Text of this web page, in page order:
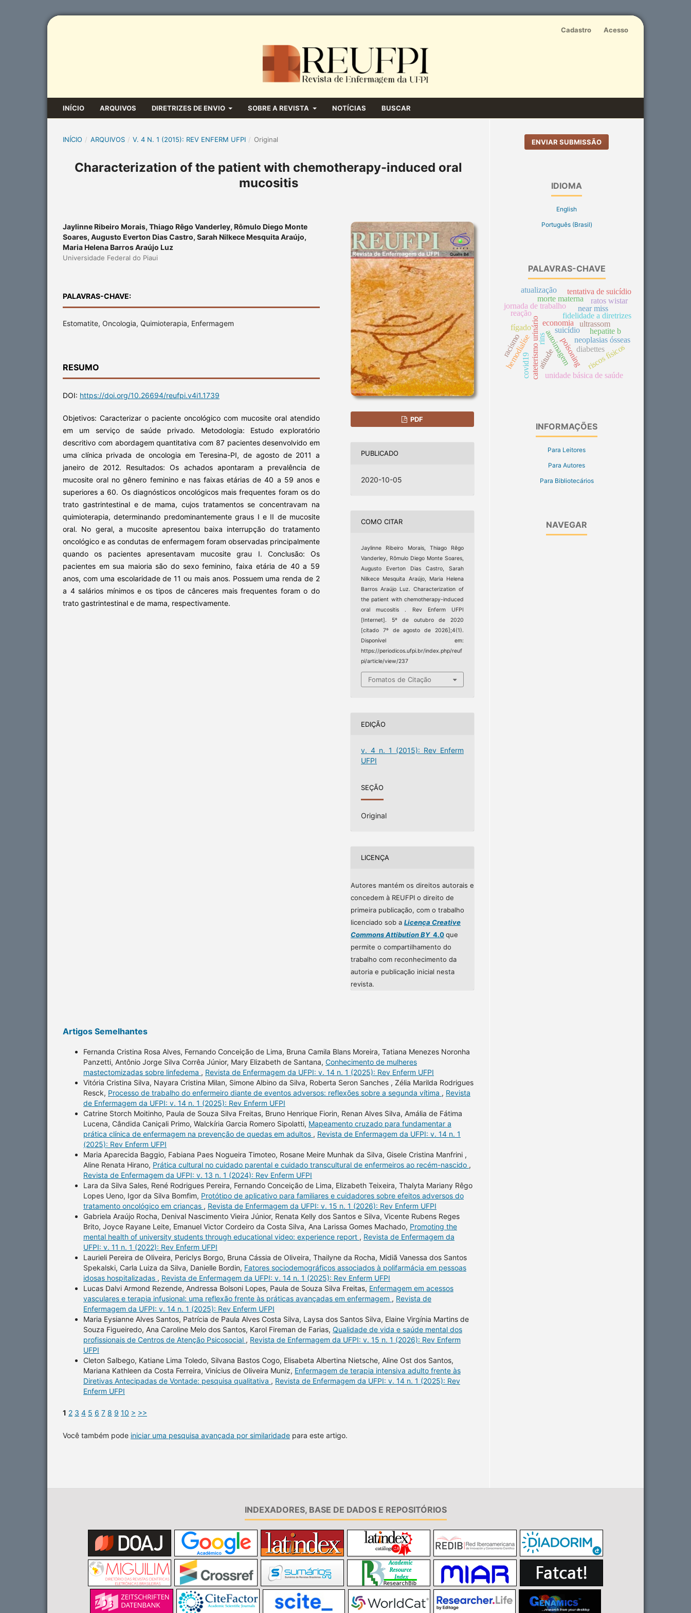
INÍCIO ARQUIVOS DIRETRIZES DE ENVIO SOBRE A REVISTA NOTÍCIAS BUSCAR
Cadastro Acesso
INÍCIO / ARQUIVOS / V. 4 N. 1 (2015): REV ENFERM UFPI / Original
Characterization of the patient with chemotherapy-induced oral
mucositis
Jaylinne Ribeiro Morais, Thiago Rêgo Vanderley, Rômulo Diego Monte
Soares, Augusto Everton Dias Castro, Sarah Nilkece Mesquita Araújo,
Maria Helena Barros Araújo Luz
Universidade Federal do Piaui
PALAVRAS-CHAVE:
Estomatite, Oncologia, Quimioterapia, Enfermagem
RESUMO
DOI: https://doi.org/10.26694/reufpi.v4i1.1739
Objetivos: Caracterizar o paciente oncológico com mucosite oral atendido
em um serviço de saúde privado. Metodologia: Estudo exploratório
descritivo com abordagem quantitativa com 87 pacientes desenvolvido em
uma clínica privada de oncologia em Teresina-PI, de agosto de 2011 a
janeiro de 2012. Resultados: Os achados apontaram a prevalência de
mucosite oral no gênero feminino e nas faixas etárias de 40 a 59 anos e
superiores a 60. Os diagnósticos oncológicos mais frequentes foram os do
trato gastrintestinal e de mama, cujos tratamentos se concentravam na
quimioterapia, determinando predominantemente graus I e II de mucosite
oral. No geral, a mucosite apresentou baixa interrupção do tratamento
oncológico e as condutas de enfermagem foram observadas principalmente
quando os pacientes apresentavam mucosite grau I. Conclusão: Os
pacientes em sua maioria são do sexo feminino, faixa etária de 40 a 59
anos, com uma escolaridade de 11 ou mais anos. Possuem uma renda de 2
a 4 salários mínimos e os tipos de cânceres mais frequentes foram o do
trato gastrintestinal e de mama, respectivamente.
PDF
PUBLICADO
2020-10-05
COMO CITAR
Jaylinne Ribeiro Morais, Thiago Rêgo
Vanderley, Rômulo Diego Monte Soares,
Augusto Everton Dias Castro, Sarah
Nilkece Mesquita Araújo, Maria Helena
Barros Araújo Luz. Characterization of
the patient with chemotherapy-induced
oral mucositis . Rev Enferm UFPI
[Internet]. 5º de outubro de 2020
[citado 7º de agosto de 2026];4(1).
Disponível em:
https://periodicos.ufpi.br/index.php/reuf
pi/article/view/237
Fomatos de Citação
EDIÇÃO
v. 4 n. 1 (2015): Rev Enferm
UFPI
SEÇÃO
Original
LICENÇA
Autores mantém os direitos autorais e
concedem à REUFPI o direito de
primeira publicação, com o trabalho
licenciado sob a Licença Creative
Commons Attibution BY4.0que
permite o compartilhamento do
trabalho com reconhecimento da
autoria e publicação inicial nesta
revista.
Artigos Semelhantes
Fernanda Cristina Rosa Alves, Fernando Conceição de Lima, Bruna Camila Blans Moreira, Tatiana Menezes Noronha
Panzetti, Antônio Jorge Silva Corrêa Júnior, Mary Elizabeth de Santana, Conhecimento de mulheres
mastectomizadas sobre linfedema , Revista de Enfermagem da UFPI: v. 14 n. 1 (2025): Rev Enferm UFPI
Vitória Cristina Silva, Nayara Cristina Milan, Simone Albino da Silva, Roberta Seron Sanches , Zélia Marilda Rodrigues
Resck, Processo de trabalho do enfermeiro diante de eventos adversos: reflexões sobre a segunda vítima , Revista
de Enfermagem da UFPI: v. 14 n. 1 (2025): Rev Enferm UFPI
Catrine Storch Moitinho, Paula de Souza Silva Freitas, Bruno Henrique Fiorin, Renan Alves Silva, Amália de Fátima
Lucena, Cândida Caniçali Primo, Walckíria Garcia Romero Sipolatti, Mapeamento cruzado para fundamentar a
prática clínica de enfermagem na prevenção de quedas em adultos , Revista de Enfermagem da UFPI: v. 14 n. 1
(2025): Rev Enferm UFPI
Maria Aparecida Baggio, Fabiana Paes Nogueira Timoteo, Rosane Meire Munhak da Silva, Gisele Cristina Manfrini ,
Aline Renata Hirano, Prática cultural no cuidado parental e cuidado transcultural de enfermeiros ao recém-nascido ,
Revista de Enfermagem da UFPI: v. 13 n. 1 (2024): Rev Enferm UFPI
Lara da Silva Sales, René Rodrigues Pereira, Fernando Conceição de Lima, Elizabeth Teixeira, Thalyta Mariany Rêgo
Lopes Ueno, Igor da Silva Bomfim, Protótipo de aplicativo para familiares e cuidadores sobre efeitos adversos do
tratamento oncológico em crianças , Revista de Enfermagem da UFPI: v. 15 n. 1 (2026): Rev Enferm UFPI
Gabriela Araújo Rocha, Denival Nascimento Vieira Júnior, Renata Kelly dos Santos e Silva, Vicente Rubens Reges
Brito, Joyce Rayane Leite, Emanuel Victor Cordeiro da Costa Silva, Ana Larissa Gomes Machado, Promoting the
mental health of university students through educational video: experience report , Revista de Enfermagem da
UFPI: v. 11 n. 1 (2022): Rev Enferm UFPI
Laurieli Pereira de Oliveira, Periclys Borgo, Bruna Cássia de Oliveira, Thailyne da Rocha, Midiã Vanessa dos Santos
Spekalski, Carla Luiza da Silva, Danielle Bordin, Fatores sociodemográficos associados à polifarmácia em pessoas
idosas hospitalizadas , Revista de Enfermagem da UFPI: v. 14 n. 1 (2025): Rev Enferm UFPI
Lucas Dalvi Armond Rezende, Andressa Bolsoni Lopes, Paula de Souza Silva Freitas, Enfermagem em acessos
vasculares e terapia infusional: uma reflexão frente às práticas avançadas em enfermagem , Revista de
Enfermagem da UFPI: v. 14 n. 1 (2025): Rev Enferm UFPI
Maria Eysianne Alves Santos, Patrícia de Paula Alves Costa Silva, Laysa dos Santos Silva, Elaine Virgínia Martins de
Souza Figueiredo, Ana Caroline Melo dos Santos, Karol Fireman de Farias, Qualidade de vida e saúde mental dos
profissionais de Centros de Atenção Psicosocial , Revista de Enfermagem da UFPI: v. 15 n. 1 (2026): Rev Enferm
UFPI
Cleton Salbego, Katiane Lima Toledo, Silvana Bastos Cogo, Elisabeta Albertina Nietsche, Aline Ost dos Santos,
Mariana Kathleen da Costa Ferreira, Vinícius de Oliveira Muniz, Enfermagem de terapia intensiva adulto frente às
Diretivas Antecipadas de Vontade: pesquisa qualitativa , Revista de Enfermagem da UFPI: v. 14 n. 1 (2025): Rev
Enferm UFPI
1 2 3 4 5 6 7 8 9 10 > >>
Você também pode iniciar uma pesquisa avançada por similaridade para este artigo.
ENVIAR SUBMISSÃO
IDIOMA
English
Português (Brasil)
PALAVRAS-CHAVE
hepatite b
neoplasias ósseas
poisoning
ultrassom
cateterismo urinário
near miss
fidelidade a diretrizes
jornada de trabalho
riscos físicos
unidade básica de saúde
autoimagem
morte materna
economia
suicídio
tentativa de suicídio
reação
diabettes
hemodialíse
ratos wistar
fígado
rins
racismo
atualização
atitude
covid19
INFORMAÇÕES
Para Leitores
Para Autores
Para Bibliotecários
NAVEGAR
INDEXADORES, BASE DE DADOS E REPOSITÓRIOS